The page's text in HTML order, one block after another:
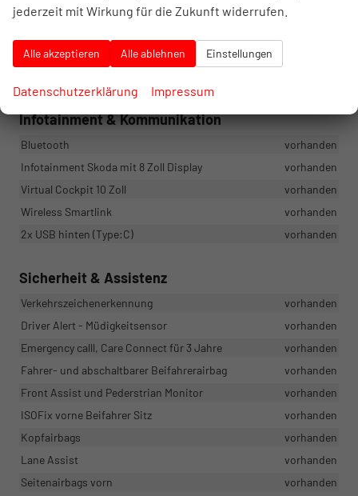
Climatronic
Regenschirmablage in der Fahrertür
Infotainment & Kommunikation
Bluetooth
vorhanden
Infotainment Skoda mit 8 Zoll Display
vorhanden
Virtual Cockpit 10 Zoll
vorhanden
Wireless Smartlink
vorhanden
2x USB hinten (Type:C)
vorhanden
Sicherheit & Assistenz
Verkehrszeichenerkennung
vorhanden
Driver Alert - Müdigkeitsensor
vorhanden
Emergency calll, Care Connect für 3 Jahre
vorhanden
Fahrer- und abschaltbarer Beifahrerairbag
vorhanden
Front Assist und Pederstrian Monitor
vorhanden
ISOFix vorne Beifahrer Sitz
vorhanden
Kopfairbags
vorhanden
Lane Assist
vorhanden
Seitenairbags vorn
vorhanden
jederzeit mit Wirkung für die Zukunft widerrufen.
Alle akzeptieren Alle ablehnen Einstellungen
Datenschutzerklärung Impressum